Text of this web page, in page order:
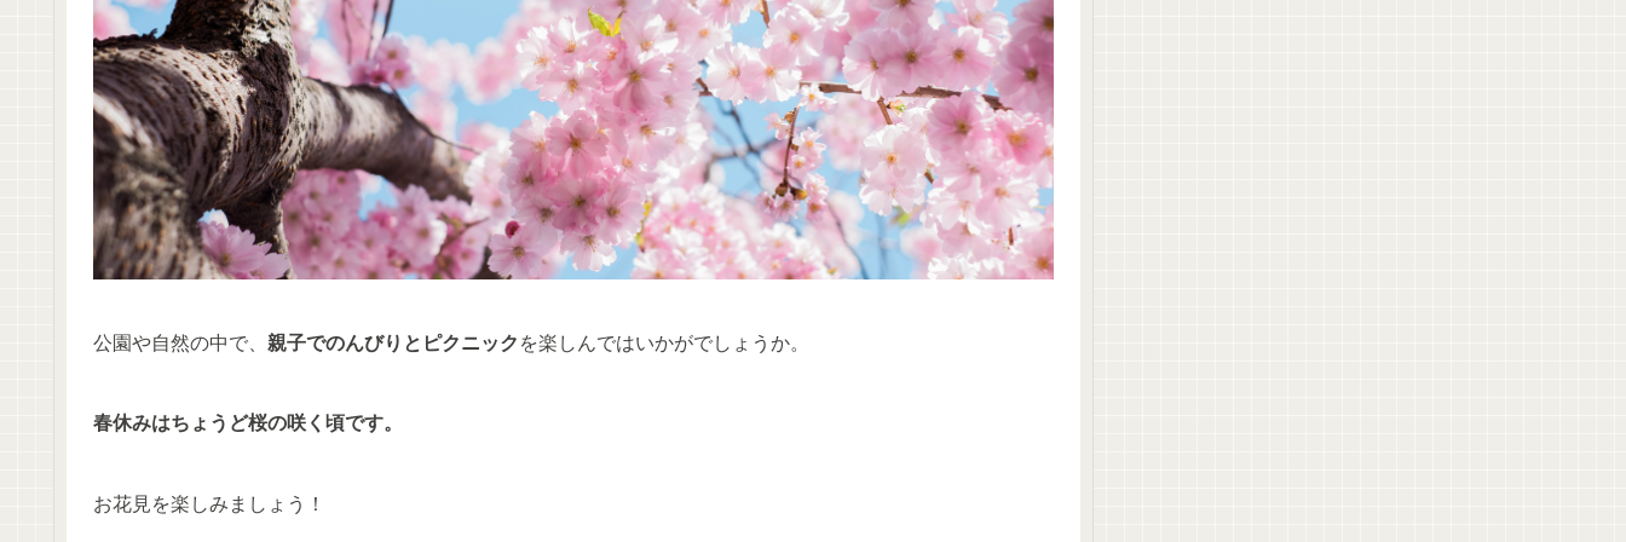
公園や自然の中で、 親子でのんびりとピクニック を楽しんではいかがでしょうか。
春休みはちょうど桜の咲く頃です。
お花見を楽しみましょう！